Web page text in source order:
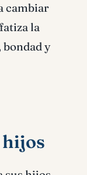
cambiar
la
y
hijos